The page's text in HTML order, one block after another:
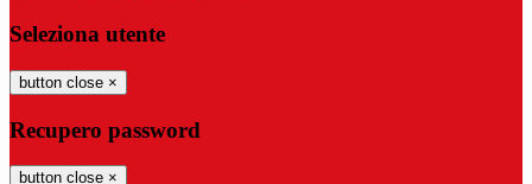
Seleziona utente
button close ×
Recupero password
button close ×